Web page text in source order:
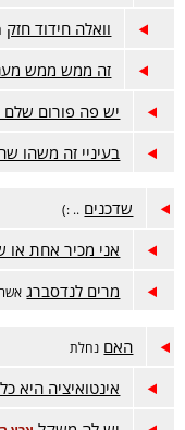
וואלה חידוד חזק
זה ממש ממש
יש פה פורום שלם
בעיניי זה משהו
שדכנים .. :)
אני מכיר אחת או
מרים לנדסברג
האם נחלת
אינטואיציה היא